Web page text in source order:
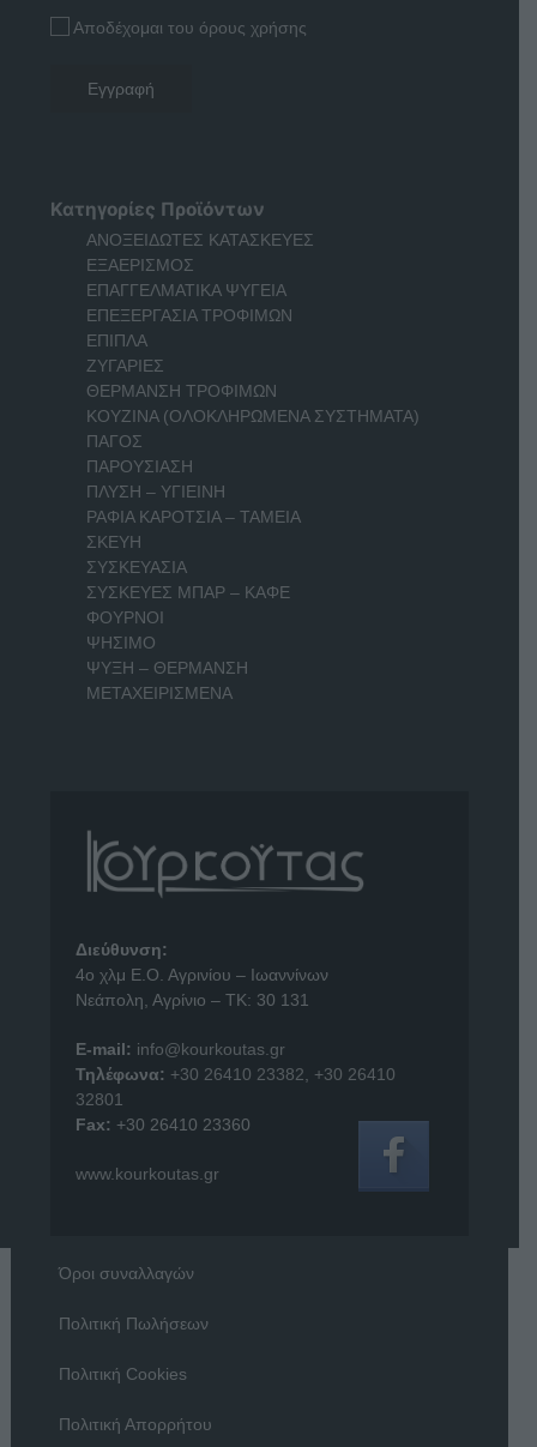
Αποδέχομαι του όρους χρήσης
Κατηγορίες Προϊόντων
ΑΝΟΞΕΙΔΩΤΕΣ ΚΑΤΑΣΚΕΥΕΣ
ΕΞΑΕΡΙΣΜΟΣ
ΕΠΑΓΓΕΛΜΑΤΙΚΑ ΨΥΓΕΙΑ
ΕΠΕΞΕΡΓΑΣΙΑ ΤΡΟΦΙΜΩΝ
ΕΠΙΠΛΑ
ΖΥΓΑΡΙΕΣ
ΘΕΡΜΑΝΣΗ ΤΡΟΦΙΜΩΝ
ΚΟΥΖΙΝΑ (ΟΛΟΚΛΗΡΩΜΕΝΑ ΣΥΣΤΗΜΑΤΑ)
ΠΑΓΟΣ
ΠΑΡΟΥΣΙΑΣΗ
ΠΛΥΣΗ – ΥΓΙΕΙΝΗ
ΡΑΦΙΑ ΚΑΡΟΤΣΙΑ – ΤΑΜΕΙΑ
ΣΚΕΥΗ
ΣΥΣΚΕΥΑΣΙΑ
ΣΥΣΚΕΥΕΣ ΜΠΑΡ – ΚΑΦΕ
ΦΟΥΡΝΟΙ
ΨΗΣΙΜΟ
ΨΥΞΗ – ΘΕΡΜΑΝΣΗ
ΜΕΤΑΧΕΙΡΙΣΜΕΝΑ
Διεύθυνση:
4o χλμ Ε.Ο. Αγρινίου – Ιωαννίνων
Νεάπολη, Αγρίνιο – ΤΚ: 30 131
E-mail: info@kourkoutas.gr
Τηλέφωνα: +30 26410 23382, +30 26410
32801
Fax: +30 26410 23360
www.kourkoutas.gr
Όροι συναλλαγών
Πολιτική Πωλήσεων
Πολιτική Cookies
Πολιτική Απορρήτου